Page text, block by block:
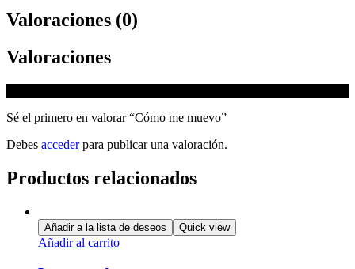
Valoraciones (0)
Valoraciones
Sé el primero en valorar “Cómo me muevo”
Debes accederpara publicar una valoración.
Productos relacionados
Añadir a la lista de deseos Quick view
Añadir al carrito